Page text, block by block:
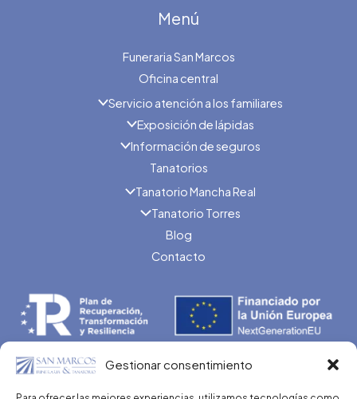
Gestionar consentimiento
Menú
Funeraria San Marcos
Oficina central
Servicio atención a los familiares
Exposición de lápidas
Información de seguros
Tanatorios
Tanatorio Mancha Real
Tanatorio Torres
Blog
Contacto